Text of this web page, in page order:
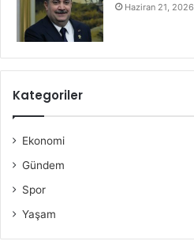
Haziran 21, 2026
Kategoriler
Ekonomi
Gündem
Spor
Yaşam